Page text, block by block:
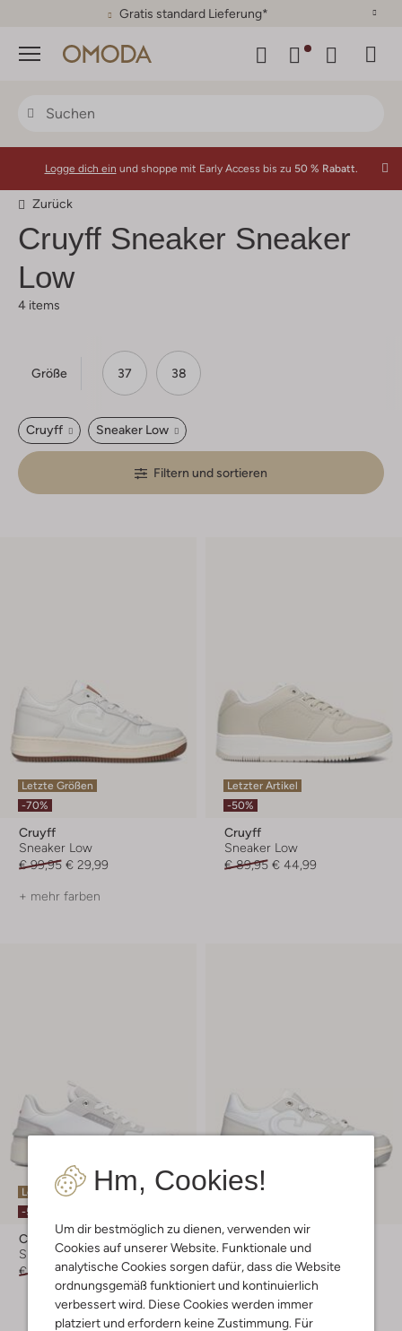
Gratis standard Lieferung*
Menü
Hm, Cookies!
Um dir bestmöglich zu dienen, verwenden wir
Cookies auf unserer Website. Funktionale und
analytische Cookies sorgen dafür, dass die Website
ordnungsgemäß funktioniert und kontinuierlich
verbessert wird. Diese Cookies werden immer
platziert und erfordern keine Zustimmung. Für
Logge dich ein und shoppe mit Early Access bis zu 50 % Rabatt.
Zurück
Cruyff Sneaker Sneaker
Low
4 items
Größe 37 38
Cruyff Sneaker Low
Filtern und sortieren
Letzte Größen
-70%
Cruyff
Sneaker Low
€ 99,95 € 29,99
+ mehr farben
Letzter Artikel
-50%
Cruyff
Sneaker Low
€ 89,95 € 44,99
Letzter Artikel
-50%
Cruyff
Sneaker Low
€ 119,95 € 59,99
Letzter Artikel
Sneaker Low
€ 89,95 € 44,99
+ mehr farben